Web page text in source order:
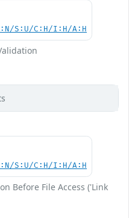
S:U/C:H/I:H/A:H
S:U/C:H/I:H/A:H
Before File Access ('Link